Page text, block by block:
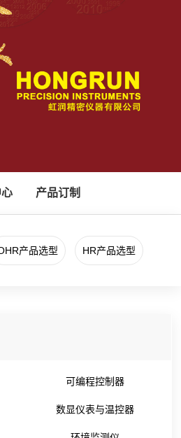
产品订制
产品选型 HR产品选型
可编程控制器
数显仪表与温控器